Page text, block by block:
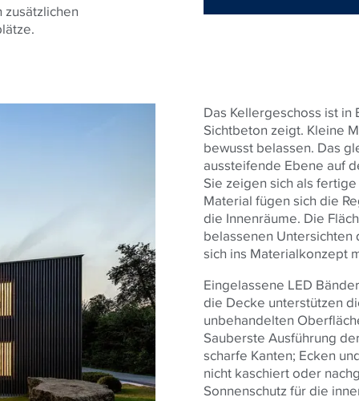
Das Kellergeschoss ist
Sichtbeton zeigt. Kleine
bewusst belassen. Das
aussteifende Ebene auf
Sie zeigen sich als
Material fügen sich die
die Innenräume. Die
belassenen
sich ins Materialkonzept
Eingelassene LED
die Decke unterstützen
unbehandelten
Sauberste Ausführung
scharfe Kanten; Ecken
nicht kaschiert oder
Sonnenschutz für die